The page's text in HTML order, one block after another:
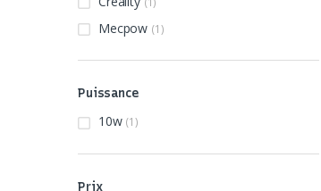
Mecpow (1)
Puissance
10w (1)
Prix